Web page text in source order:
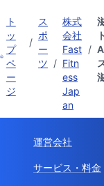
ト
ッ
プ
ペ
ー
ジ
/
ス
ポ
ー
ツ /
株式
会社
Fast
Fitn
ess
Jap
an
/
運営会社
サービス・料金